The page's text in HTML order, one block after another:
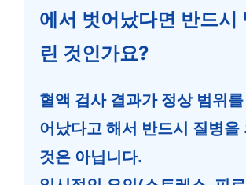
에서 벗어났다면 반드시
린 것인가요?
혈액 검사 결과가 정상 범위
어났다고 해서 반드시 질병을
것은 아닙니다.